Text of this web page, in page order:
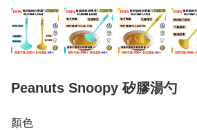
Peanuts Snoopy 矽膠湯勺
顏色